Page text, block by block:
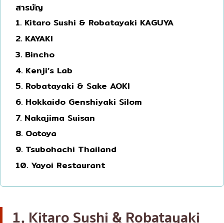
โอโคโนมิยากิ/เทปปันยากิ
ด้ง (ข้าวหน้าต่างๆ)
มิชลิน
สเต็ก
ของทอดเสียบไม้
หม้อไฟญี่ปุ่น
ของย่างเสียบไม้/เครื่องในย่าง
ร้านอาหารญี่ปุ่นแบบดั้งเดิม
อาหารชุด/อาหารญี่ปุ่นสไตล์โฮมคุกกิ้ง
บางนา
นานา
ศรีราชา
ไอคอนสยาม
เซ็นทรัลเวิลด์
นนทบุรี
เชียงใหม่
สมุทรสาคร
สารบัญ
1. Kitaro Sushi & Robatayaki KAGUYA
2. KAYAKI
3. Bincho
4. Kenji’s Lab
5. Robatayaki & Sake AOKI
6. Hokkaido Genshiyaki Silom
7. Nakajima Suisan
8. Ootoya
9. Tsubohachi Thailand
10. Yayoi Restaurant
1. Kitaro Sushi & Robatayaki